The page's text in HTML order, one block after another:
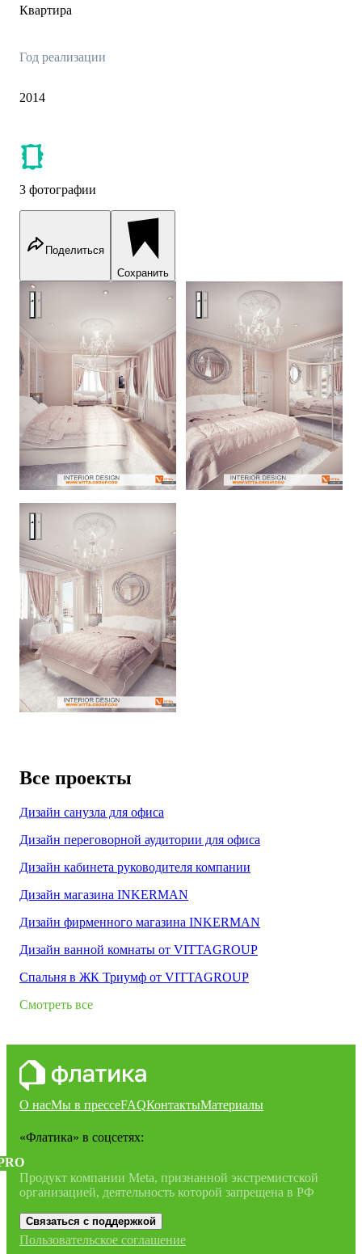
Квартира
Год реализации
2014
3 фотографии
Поделиться
Сохранить
Pink bedroom Pink bedroom
Pink bedroom
Все проекты
Дизайн санузла для офиса
Дизайн переговорной аудитории для офиса
Дизайн кабинета руководителя компании
Дизайн магазина INKERMAN
Дизайн фирменного магазина INKERMAN
Дизайн ванной комнаты от VITTAGROUP
Спальня в ЖК Триумф от VITTAGROUP
Смотреть все
О насМы в прессеFAQКонтактыМатериалы
«Флатика» в соцсетях:
Продукт компании Meta, признанной экстремистской
организацией, деятельность которой запрещена в РФ
Связаться с поддержкой
Пользовательское соглашение